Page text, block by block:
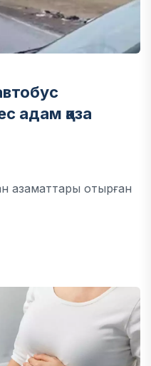
адам қаза
азаматтары отырған